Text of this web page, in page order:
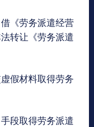
《劳务派遣经营
转让《劳务派遣
假材料取得劳务
段取得劳务派遣